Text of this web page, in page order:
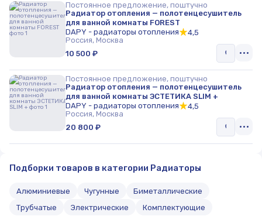
Постоянное предложение, поштучно
Радиатор отопления — полотенцесушитель
для ванной комнаты FOREST
DAPY - радиаторы отопления
4,5
Россия, Москва
10 500 ₽
Постоянное предложение, поштучно
Радиатор отопления — полотенцесушитель
для ванной комнаты ЭСТЕТИКА SLIM +
DAPY - радиаторы отопления
4,5
Россия, Москва
20 800 ₽
Подборки товаров в категории Радиаторы
Алюминиевые Чугунные
Биметаллические
Трубчатые
Электрические Комплектующие